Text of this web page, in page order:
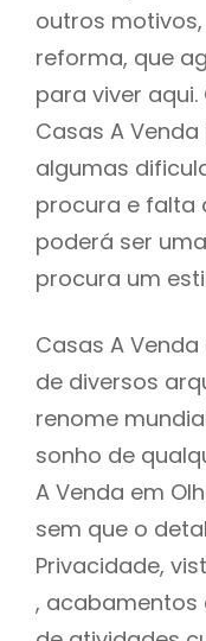
outros
reforma, que
para viver
Casas A
algumas
procura e falta
poderá ser
procura um
Casas A
de diversos
renome
sonho de
A Venda em
sem que o
Privacidade,
, acabamentos